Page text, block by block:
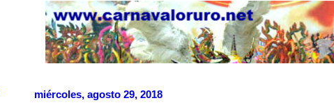
miércoles, agosto 29, 2018